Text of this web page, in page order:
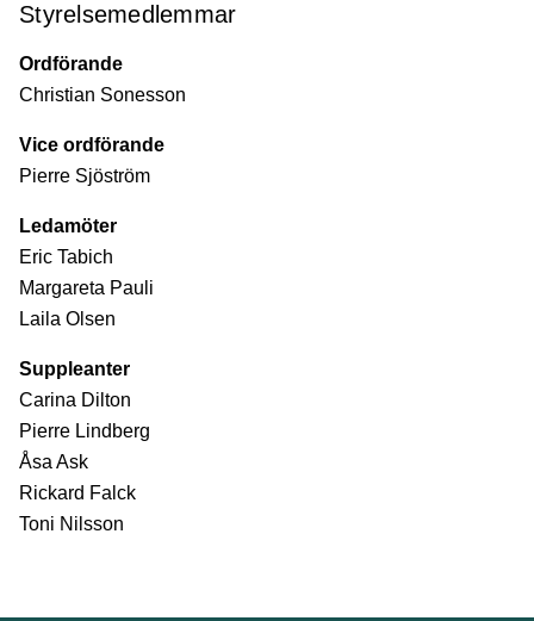
Styrelsemedlemmar
Ordförande
Christian Sonesson
Vice ordförande
Pierre Sjöström
Ledamöter
Eric Tabich
Margareta Pauli
Laila Olsen
Suppleanter
Carina Dilton
Pierre Lindberg
Åsa Ask
Rickard Falck
Toni Nilsson